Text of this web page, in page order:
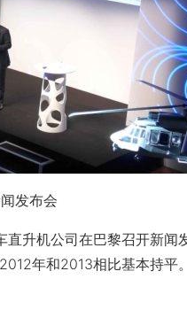
发布会
机公司在巴黎召开新闻
年和2013相比基本持平